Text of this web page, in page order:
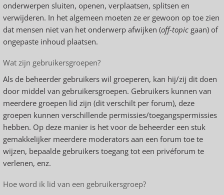
onderwerpen sluiten, openen, verplaatsen, splitsen en
verwijderen. In het algemeen moeten ze er gewoon op toe zien
dat mensen niet van het onderwerp afwijken (off-topic gaan) of
ongepaste inhoud plaatsen.
Wat zijn gebruikersgroepen?
Als de beheerder gebruikers wil groeperen, kan hij/zij dit doen
door middel van gebruikersgroepen. Gebruikers kunnen van
meerdere groepen lid zijn (dit verschilt per forum), deze
groepen kunnen verschillende permissies/toegangspermissies
hebben. Op deze manier is het voor de beheerder een stuk
gemakkelijker meerdere moderators aan een forum toe te
wijzen, bepaalde gebruikers toegang tot een privéforum te
verlenen, enz.
Hoe word ik lid van een gebruikersgroep?